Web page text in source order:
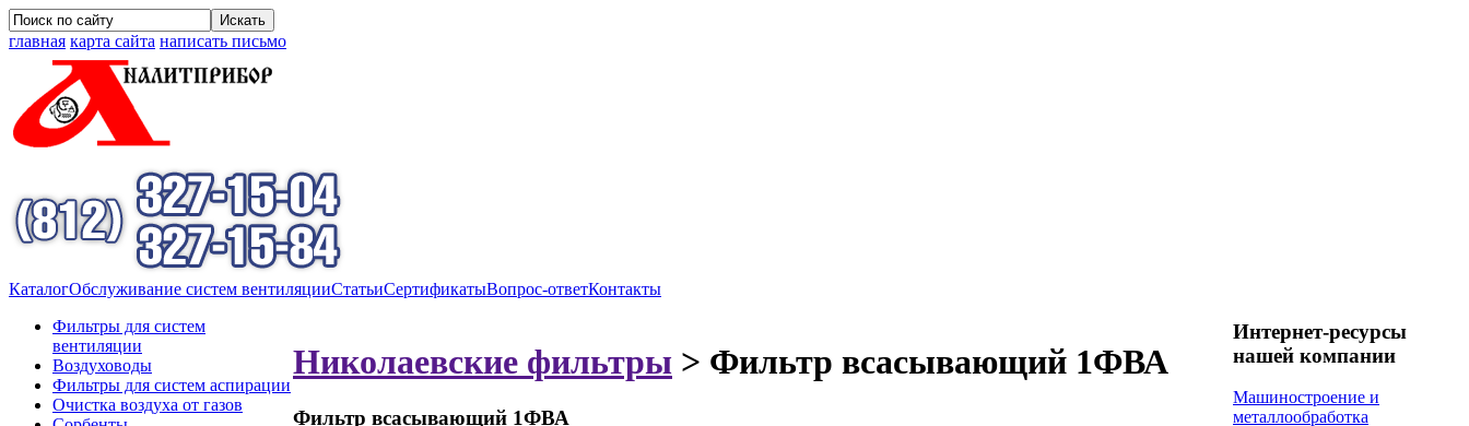
главная карта сайта написать письмо
КаталогОбслуживание систем вентиляцииСтатьиСертификатыВопрос-ответКонтакты
Фильтры для систем
вентиляции
Воздуховоды
Фильтры для систем аспирации
Очистка воздуха от газов
Николаевские фильтры > Фильтр всасывающий 1ФВА
Фильтр всасывающий 1ФВА
Интернет-ресурсы
нашей компании
Машиностроение и
металлообработка